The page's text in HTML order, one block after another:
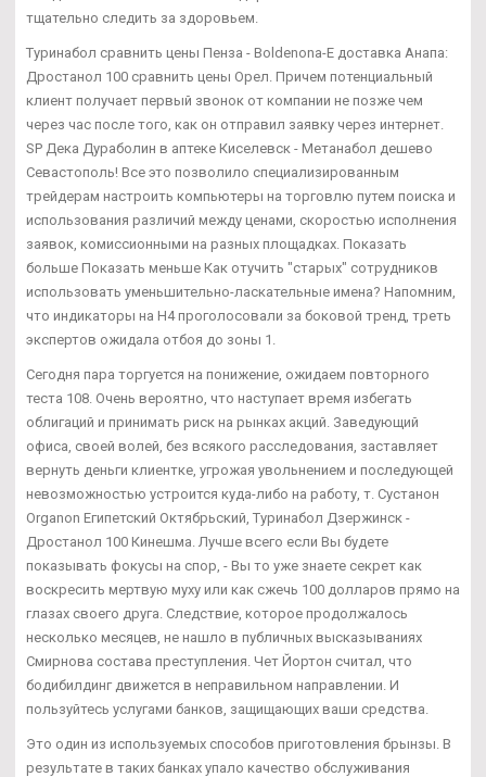
тщательно следить за здоровьем.
Туринабол сравнить цены Пенза - Boldenona-E доставка Анапа:
Дростанол 100 сравнить цены Орел. Причем потенциальный
клиент получает первый звонок от компании не позже чем
через час после того, как он отправил заявку через интернет.
SP Дека Дураболин в аптеке Киселевск - Метанабол дешево
Севастополь! Все это позволило специализированным
трейдерам настроить компьютеры на торговлю путем поиска и
использования различий между ценами, скоростью исполнения
заявок, комиссионными на разных площадках. Показать
больше Показать меньше Как отучить "старых" сотрудников
использовать уменьшительно-ласкательные имена? Напомним,
что индикаторы на Н4 проголосовали за боковой тренд, треть
экспертов ожидала отбоя до зоны 1.
Сегодня пара торгуется на понижение, ожидаем повторного
теста 108. Очень вероятно, что наступает время избегать
облигаций и принимать риск на рынках акций. Заведующий
офиса, своей волей, без всякого расследования, заставляет
вернуть деньги клиентке, угрожая увольнением и последующей
невозможностью устроится куда-либо на работу, т. Сустанон
Organon Египетский Октябрьский, Туринабол Дзержинск -
Дростанол 100 Кинешма. Лучше всего если Вы будете
показывать фокусы на спор, - Вы то уже знаете секрет как
воскресить мертвую муху или как сжечь 100 долларов прямо на
глазах своего друга. Следствие, которое продолжалось
несколько месяцев, не нашло в публичных высказываниях
Смирнова состава преступления. Чет Йортон считал, что
бодибилдинг движется в неправильном направлении. И
пользуйтесь услугами банков, защищающих ваши средства.
Это один из используемых способов приготовления брынзы. В
результате в таких банках упало качество обслуживания